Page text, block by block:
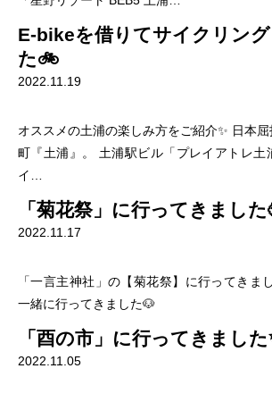
E-bikeを借りてサイクリン
た🚲
2022.11.19
オススメの土浦の楽しみ方をご紹介✨ 日本
町『土浦』。 土浦駅ビル「プレイアトレ土
イ…
「菊花祭」に行ってきました
2022.11.17
「一言主神社」の【菊花祭】に行ってきま
一緒に行ってきました🐶
「酉の市」に行ってきました
2022.11.05